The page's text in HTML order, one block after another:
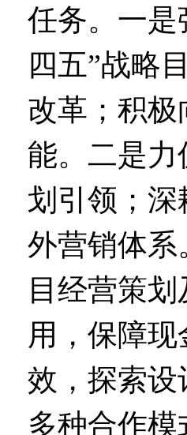
任务。 一是
四五”战略
改革；积
能。 二是力
划引领；
外营销体系
目经营策
用，保障
效，探索
多种合作